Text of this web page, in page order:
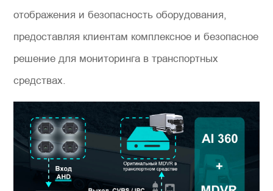
отображения и безопасность оборудования,
предоставляя клиентам комплексное и безопасное
решение для мониторинга в транспортных
средствах.